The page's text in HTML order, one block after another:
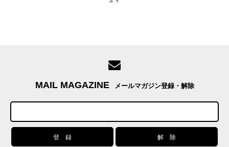
MAIL MAGAZINE メールマガジン登録・解除